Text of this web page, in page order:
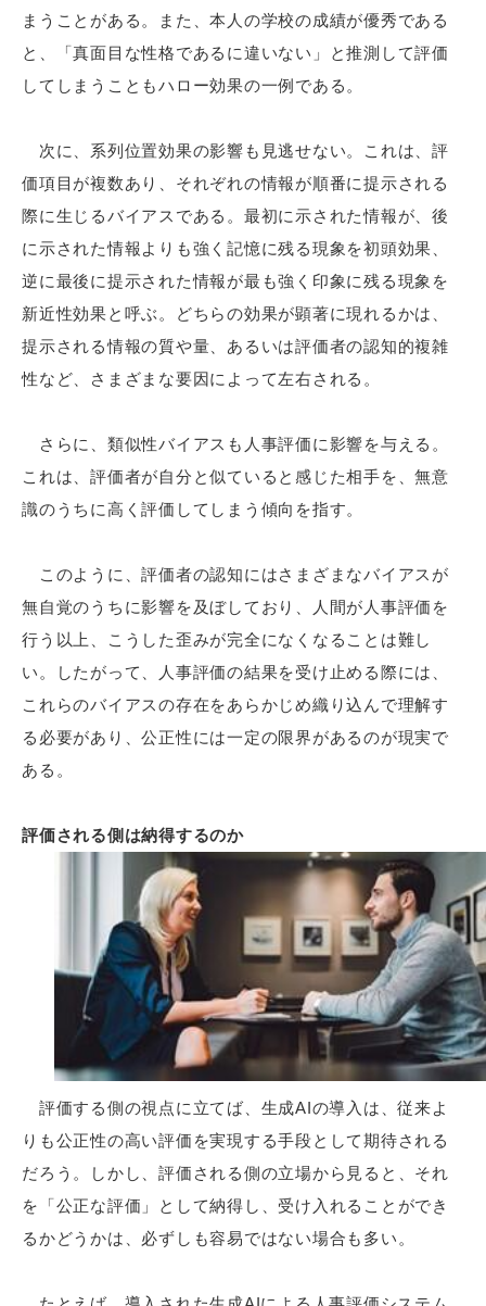
まうことがある。また、本人の学校の成績が優秀である
と、「真面目な性格であるに違いない」と推測して評価
してしまうこともハロー効果の一例である。
次に、系列位置効果の影響も見逃せない。これは、評
価項目が複数あり、それぞれの情報が順番に提示される
際に生じるバイアスである。最初に示された情報が、後
に示された情報よりも強く記憶に残る現象を初頭効果、
逆に最後に提示された情報が最も強く印象に残る現象を
新近性効果と呼ぶ。どちらの効果が顕著に現れるかは、
提示される情報の質や量、あるいは評価者の認知的複雑
性など、さまざまな要因によって左右される。
さらに、類似性バイアスも人事評価に影響を与える。
これは、評価者が自分と似ていると感じた相手を、無意
識のうちに高く評価してしまう傾向を指す。
このように、評価者の認知にはさまざまなバイアスが
無自覚のうちに影響を及ぼしており、人間が人事評価を
行う以上、こうした歪みが完全になくなることは難し
い。したがって、人事評価の結果を受け止める際には、
これらのバイアスの存在をあらかじめ織り込んで理解す
る必要があり、公正性には一定の限界があるのが現実で
ある。
評価される側は納得するのか
評価する側の視点に立てば、生成AIの導入は、従来よ
りも公正性の高い評価を実現する手段として期待される
だろう。しかし、評価される側の立場から見ると、それ
を「公正な評価」として納得し、受け入れることができ
るかどうかは、必ずしも容易ではない場合も多い。